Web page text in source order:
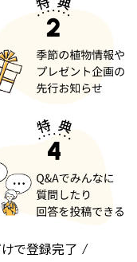
けで登録完了